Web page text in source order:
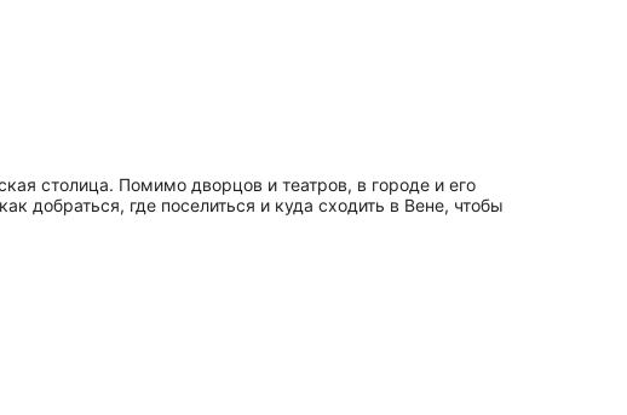
столица. Помимо дворцов и театров, в городе и его
добраться, где поселиться и куда сходить в Вене, чтобы